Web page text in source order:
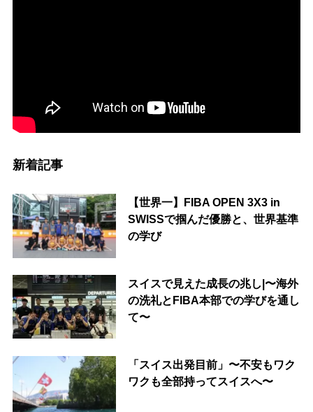
新着記事
【世界一】FIBA OPEN 3X3 in
SWISSで掴んだ優勝と、世界基準
の学び
スイスで見えた成長の兆し|〜海外
の洗礼とFIBA本部での学びを通し
て〜
「スイス出発目前」〜不安もワク
ワクも全部持ってスイスへ〜